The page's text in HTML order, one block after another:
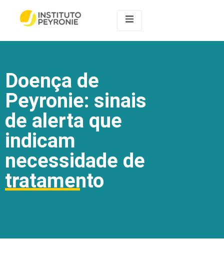
Doença de
Peyronie: sinais
de alerta que
indicam
necessidade de
tratamento